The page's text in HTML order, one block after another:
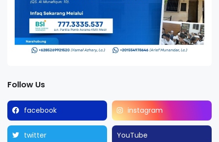
Follow Us
facebook instagram
twitter YouTube